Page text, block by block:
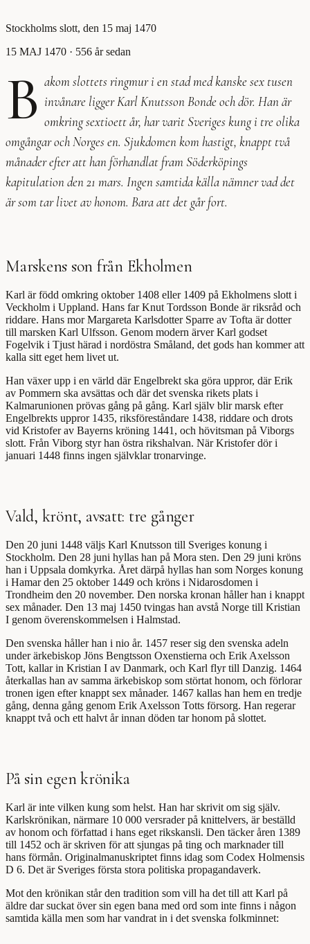
Stockholms slott, den 15 maj 1470
15 MAJ 1470 · 556 år sedan
B akom slottets ringmur i en stad med kanske sex tusen
invånare ligger Karl Knutsson Bonde och dör. Han är
omkring sextioett år, har varit Sveriges kung i tre olika
omgångar och Norges en. Sjukdomen kom hastigt, knappt två
månader efter att han förhandlat fram Söderköpings
kapitulation den 21 mars. Ingen samtida källa nämner vad det
är som tar livet av honom. Bara att det går fort.
Marskens son från Ekholmen
Karl är född omkring oktober 1408 eller 1409 på Ekholmens slott i
Veckholm i Uppland. Hans far Knut Tordsson Bonde är riksråd och
riddare. Hans mor Margareta Karlsdotter Sparre av Tofta är dotter
till marsken Karl Ulfsson. Genom modern ärver Karl godset
Fogelvik i Tjust härad i nordöstra Småland, det gods han kommer att
kalla sitt eget hem livet ut.
Han växer upp i en värld där Engelbrekt ska göra uppror, där Erik
av Pommern ska avsättas och där det svenska rikets plats i
Kalmarunionen prövas gång på gång. Karl själv blir marsk efter
Engelbrekts uppror 1435, riksföreståndare 1438, riddare och drots
vid Kristofer av Bayerns kröning 1441, och hövitsman på Viborgs
slott. Från Viborg styr han östra rikshalvan. När Kristofer dör i
januari 1448 finns ingen självklar tronarvinge.
Vald, krönt, avsatt: tre gånger
Den 20 juni 1448 väljs Karl Knutsson till Sveriges konung i
Stockholm. Den 28 juni hyllas han på Mora sten. Den 29 juni kröns
han i Uppsala domkyrka. Året därpå hyllas han som Norges konung
i Hamar den 25 oktober 1449 och kröns i Nidarosdomen i
Trondheim den 20 november. Den norska kronan håller han i knappt
sex månader. Den 13 maj 1450 tvingas han avstå Norge till Kristian
I genom överenskommelsen i Halmstad.
Den svenska håller han i nio år. 1457 reser sig den svenska adeln
under ärkebiskop Jöns Bengtsson Oxenstierna och Erik Axelsson
Tott, kallar in Kristian I av Danmark, och Karl flyr till Danzig. 1464
återkallas han av samma ärkebiskop som störtat honom, och förlorar
tronen igen efter knappt sex månader. 1467 kallas han hem en tredje
gång, denna gång genom Erik Axelsson Totts försorg. Han regerar
knappt två och ett halvt år innan döden tar honom på slottet.
På sin egen krönika
Karl är inte vilken kung som helst. Han har skrivit om sig själv.
Karlskrönikan, närmare 10 000 versrader på knittelvers, är beställd
av honom och författad i hans eget rikskansli. Den täcker åren 1389
till 1452 och är skriven för att sjungas på ting och marknader till
hans förmån. Originalmanuskriptet finns idag som Codex Holmensis
D 6. Det är Sveriges första stora politiska propagandaverk.
Mot den krönikan står den tradition som vill ha det till att Karl på
äldre dar suckat över sin egen bana med ord som inte finns i någon
samtida källa men som har vandrat in i det svenska folkminnet: